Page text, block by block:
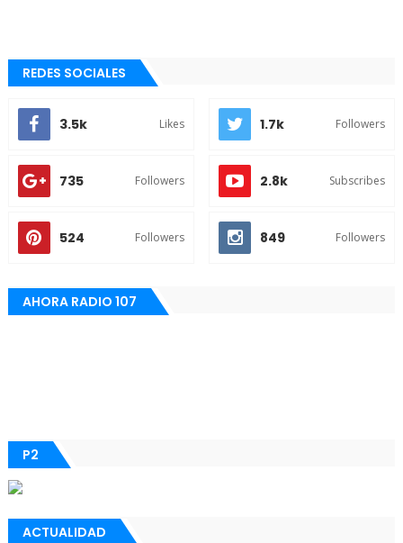
REDES SOCIALES
3.5k Likes 1.7k Followers
735 Followers 2.8k Subscribes
524 Followers 849 Followers
AHORA RADIO 107
P2
ACTUALIDAD